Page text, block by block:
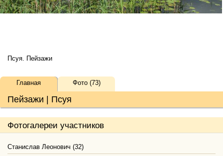
Псуя. Пейзажи
Пейзажи | Псуя
Главная Фото (73)
Фотогалереи участников
Станислав Леонович (32)